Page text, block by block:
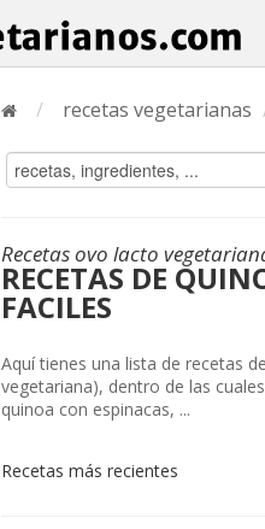
/ recetas vegetarianas
Recetas ovo lacto
RECETAS DE
FACILES
Aquí tienes una lista de recetas
vegetariana), dentro de las
quinoa con espinacas, ...
Recetas más recientes